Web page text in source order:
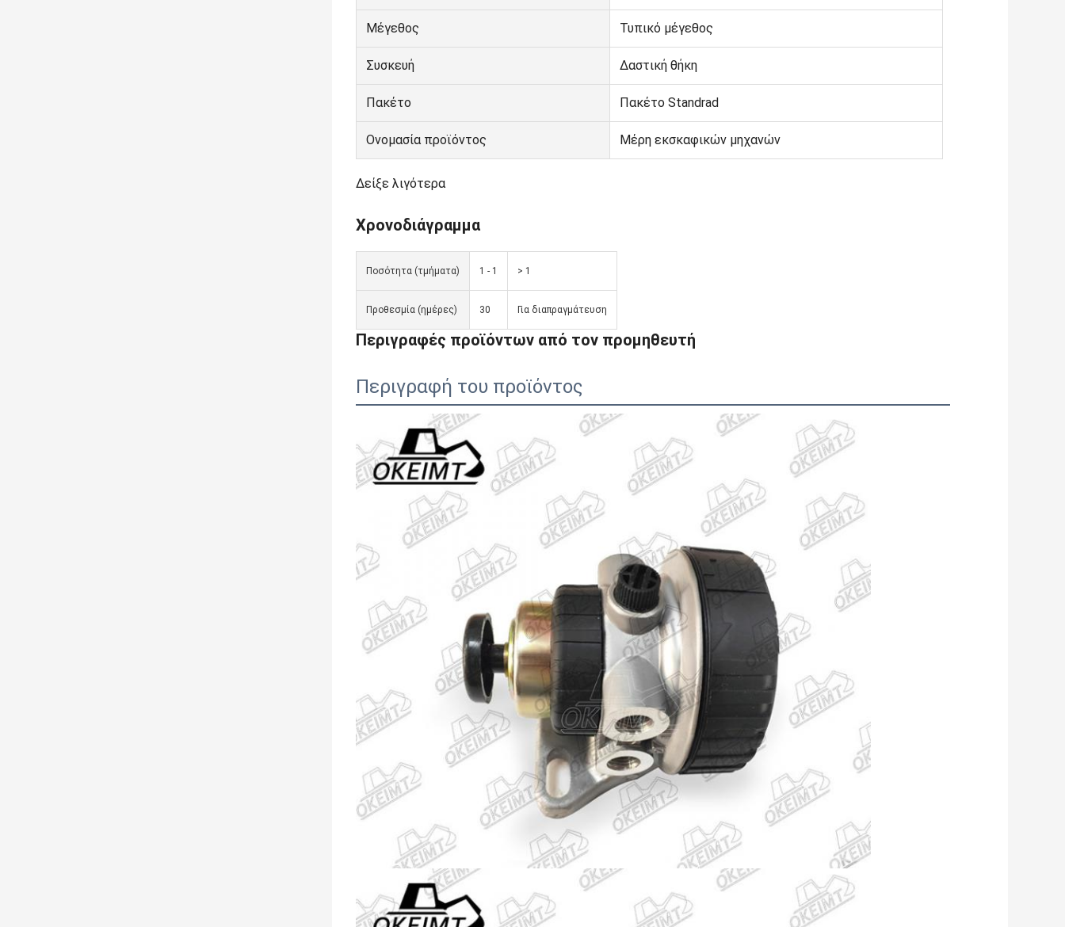
Μέγεθος Τυπικό μέγεθος
Συσκευή Δαστική θήκη
Πακέτο Πακέτο Standrad
Ονομασία προϊόντος Μέρη εκσκαφικών μηχανών
Δείξε λιγότερα
Χρονοδιάγραμμα
Ποσότητα (τμήματα) 1 - 1 > 1
Προθεσμία (ημέρες) 30 Για διαπραγμάτευση
Περιγραφές προϊόντων από τον προμηθευτή
Περιγραφή του προϊόντος